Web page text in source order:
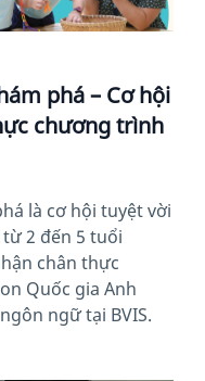
phá – Cơ hội
chương trình
là cơ hội tuyệt vời
2 đến 5 tuổi
chân thực
Quốc gia Anh
ngữ tại BVIS.